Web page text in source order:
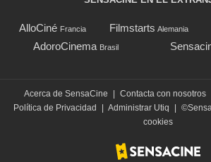
AlloCiné Francia Filmstarts Alemania
AdoroCinema Brasil
Acerca de SensaCine Contacta con nosotros
Política de Privacidad
Administrar Utiq
cookies